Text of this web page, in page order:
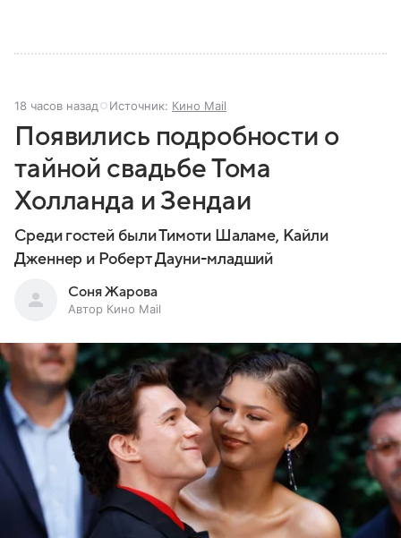
18 часов назад Источник: Кино Mail
Появились подробности о
тайной свадьбе Тома
Холланда и Зендаи
Среди гостей были Тимоти Шаламе, Кайли
Дженнер и Роберт Дауни-младший
Соня Жарова
Автор Кино Mail